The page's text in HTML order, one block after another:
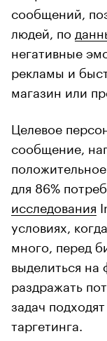
сообщений,
людей, по
негативные
рекламы и
магазин или
Целевое
сообщение,
для 86%
исследования
условиях,
много, перед
выделиться на
раздражать
задач
таргетинга.